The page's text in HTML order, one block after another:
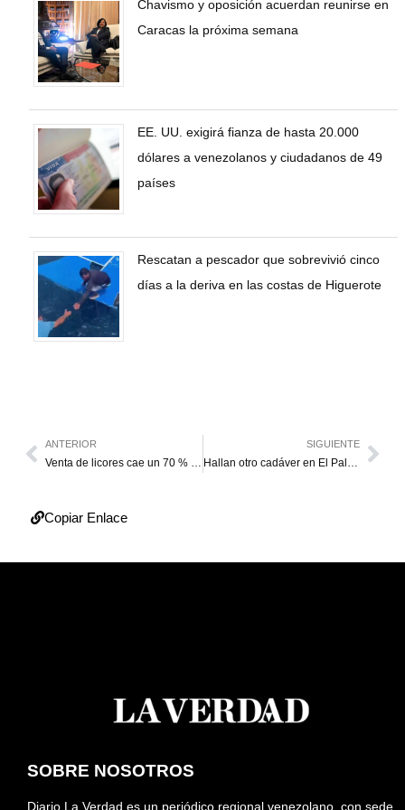
Chavismo y oposición acuerdan reunirse en
Caracas la próxima semana
EE. UU. exigirá fianza de hasta 20.000
dólares a venezolanos y ciudadanos de 49
países
Rescatan a pescador que sobrevivió cinco
días a la deriva en las costas de Higuerote
ANTERIOR
Venta de licores cae un 70 % por alza en los precios
SIGUIENTE
Hallan otro cadáver en El Palotal
Copiar Enlace
SOBRE NOSOTROS
Diario La Verdad es un periódico regional venezolano, con sede